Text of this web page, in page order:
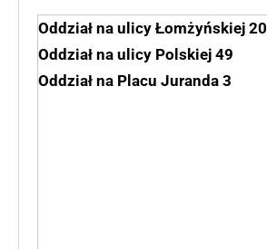
Oddział na ulicy Łomżyńskiej 20
Oddział na ulicy Polskiej 49
Oddział na Placu Juranda 3